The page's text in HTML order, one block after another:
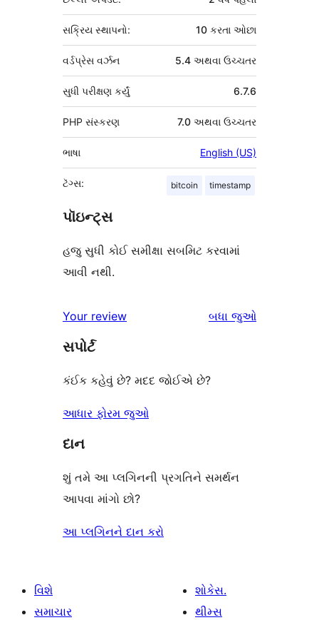
સક્રિય સ્થાપનો: 10 કરતા ઓછા
વર્ડપ્રેસ વર્ઝન 5.4 અથવા ઉચ્ચતર
6.7.6
સુધી પરીક્ષણ કર્યું
PHP સંસ્કરણ 7.0 અથવા ઉચ્ચતર
ભાષા English (US)
ટૅગ્સ: bitcoin timestamp
પૉઇન્ટ્સ
હજુ સુધી કોઈ સમીક્ષા સબમિટ કરવામાં
આવી નથી.
Your review બધા સમીક્ષાઓ
જુઓ
સપોર્ટ
કંઈક કહેવું છે? મદદ જોઈએ છે?
આધાર ફોરમ જુઓ
દાન
શું તમે આ પ્લગિનની પ્રગતિને સમર્થન
આપવા માંગો છો?
આ પ્લગિનને દાન કરો
વિશે
સમાચાર
શોકેસ.
થીમ્સ